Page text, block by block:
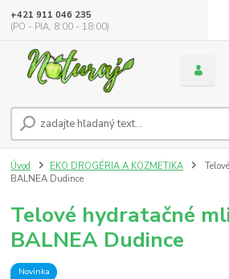
+421 911 046 235
(PO - PIA, 8:00 - 18:00)
Úvod EKO DROGÉRIA A KOZMETIKA
BALNEA Dudince
Telové hydratačné
BALNEA Dudince
Novinka